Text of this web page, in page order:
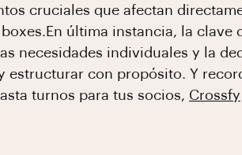
cruciales que afectan
última instancia, la clave
necesidades individuales y la
con propósito. Y
turnos para tus socios, Crossfy